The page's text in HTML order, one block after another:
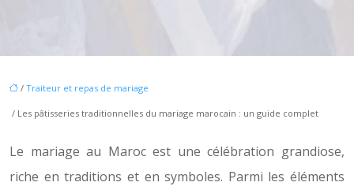
/ Traiteur et repas de mariage
/ Les pâtisseries traditionnelles du mariage marocain : un guide complet
Le mariage au Maroc est une célébration grandiose,
riche en traditions et en symboles. Parmi les éléments